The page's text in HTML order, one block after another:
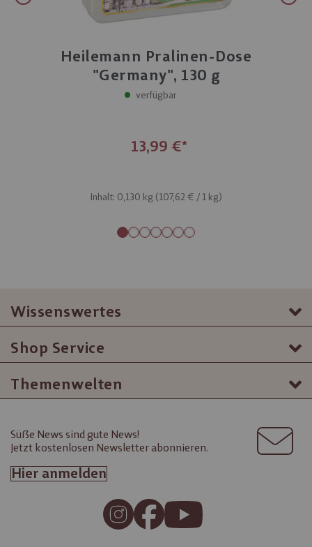
Heilemann Pralinen-Dose
"Germany", 130 g
verfügbar
13,99 €
Inhalt: 0,130 kg (107,62 € / 1 kg)
Wissenswertes
Shop Service
Themenwelten
Süße News sind gute News!
Jetzt kostenlosen Newsletter abonnieren.
Hier anmelden